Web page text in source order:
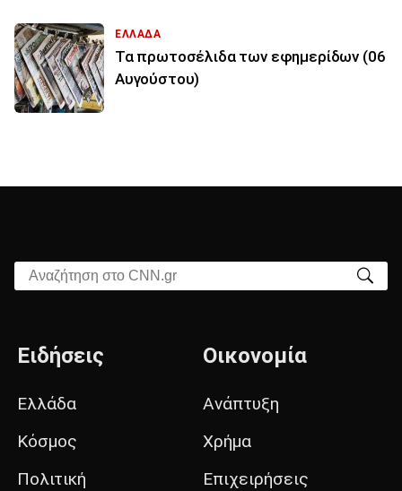
ΕΛΛΑΔΑ
Τα πρωτοσέλιδα των εφημερίδων (06
Αυγούστου)
Αναζήτηση στο CNN.gr
Ειδήσεις
Ελλάδα
Κόσμος
Πολιτική
Οικονομία
Ανάπτυξη
Χρήμα
Επιχειρήσεις